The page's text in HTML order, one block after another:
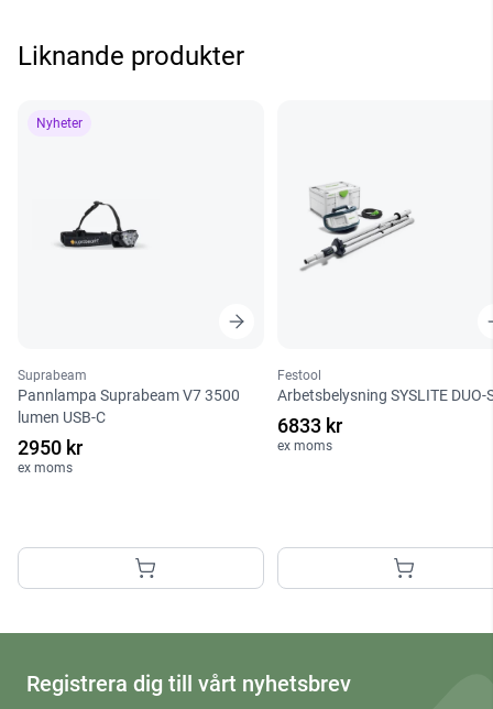
Liknande produkter
Nyheter
Suprabeam
Pannlampa Suprabeam V7 3500
lumen USB-C
2950 kr
ex moms
Festool
Arbetsbelysning SYSLITE DUO-
6833 kr
ex moms
Registrera dig till vårt nyhetsbrev